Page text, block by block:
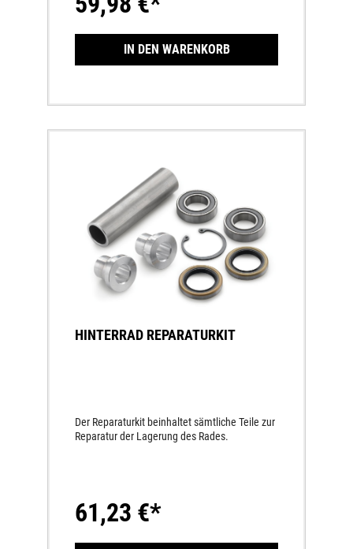
IN DEN WARENKORB
HINTERRAD REPARATURKIT
Der Reparaturkit beinhaltet sämtliche Teile zur
Reparatur der Lagerung des Rades.
61,23 €*